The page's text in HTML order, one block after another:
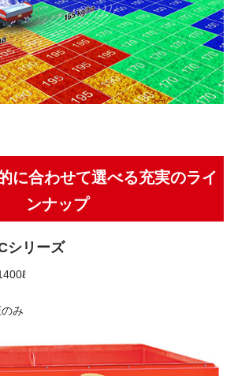
に合わせて選べる充実のライ
ンナップ
シリーズ
み